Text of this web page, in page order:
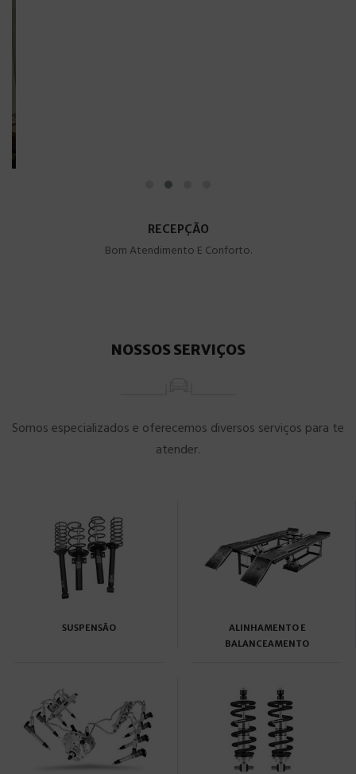
RECEPÇÃO
Bom Atendimento E Conforto.
NOSSOS SERVIÇOS
Somos especializados e oferecemos diversos serviços para te
atender.
SUSPENSÃO
ALINHAMENTO E
BALANCEAMENTO